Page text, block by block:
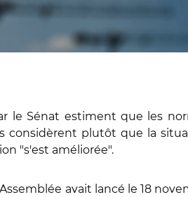
le Sénat estiment que les
considèrent plutôt que la
"s'est améliorée".
avait lancé le 18